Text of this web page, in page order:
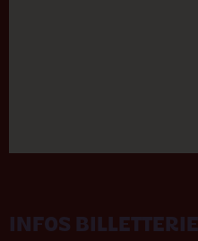
INFOS BILLETTERIE